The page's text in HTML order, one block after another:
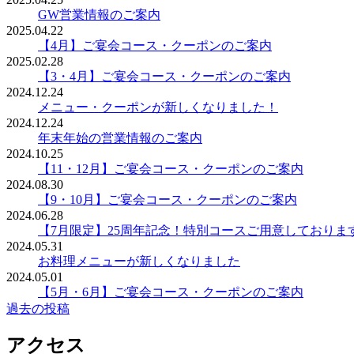
GW営業情報のご案内
2025.04.22
【4月】ご宴会コース・クーポンのご案内
2025.02.28
【3・4月】ご宴会コース・クーポンのご案内
2024.12.24
メニュー・クーポンが新しくなりました！
2024.12.24
年末年始の営業情報のご案内
2024.10.25
【11・12月】ご宴会コース・クーポンのご案内
2024.08.30
【9・10月】ご宴会コース・クーポンのご案内
2024.06.28
【7月限定】25周年記念！特別コースご用意しておりま
2024.05.31
お料理メニューが新しくなりました
2024.05.01
【5月・6月】ご宴会コース・クーポンのご案内
投
稿
過去の投稿
アクセス